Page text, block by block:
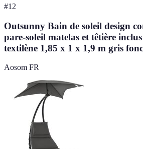
#12
Outsunny Bain de soleil design
pare-soleil matelas et têtière
textilène 1,85 x 1 x 1,9 m gris
Aosom FR